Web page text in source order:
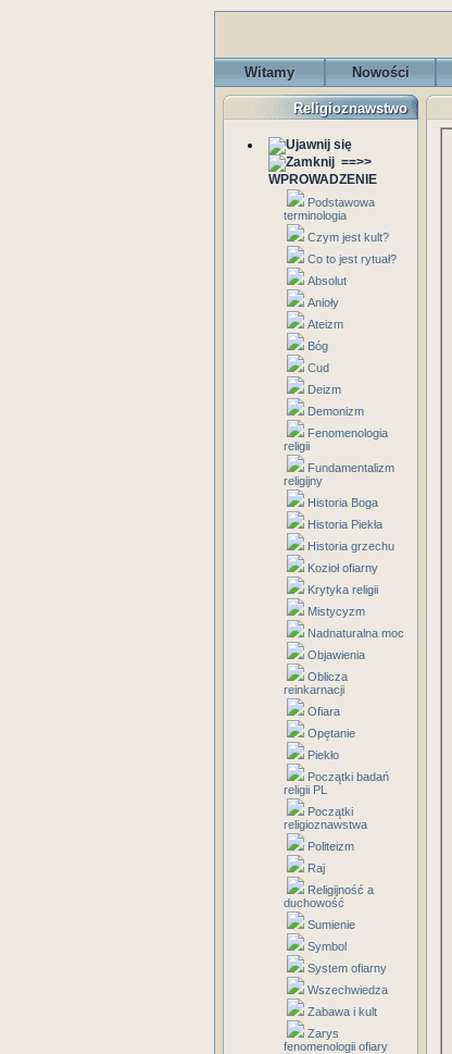
Witamy Nowości
Religioznawstwo
==>>
WPROWADZENIE
Podstawowa
terminologia
Czym jest kult?
Co to jest rytuał?
Absolut
Anioły
Ateizm
Bóg
Cud
Deizm
Demonizm
Fenomenologia
religii
Fundamentalizm
religijny
Historia Boga
Historia Piekła
Historia grzechu
Kozioł ofiarny
Krytyka religii
Mistycyzm
Nadnaturalna moc
Objawienia
Oblicza
reinkarnacji
Ofiara
Opętanie
Piekło
Początki badań
religii PL
Początki
religioznawstwa
Politeizm
Raj
Religijność a
duchowość
Sumienie
Symbol
System ofiarny
Wszechwiedza
Zabawa i kult
Zarys
fenomenologii ofiary